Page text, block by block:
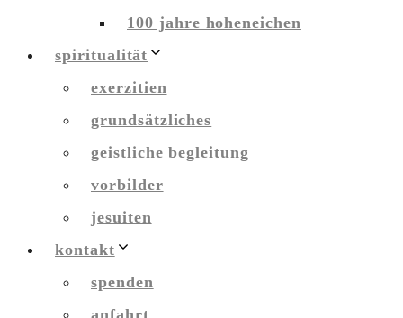
100 jahre hoheneichen
spiritualität
exerzitien
grundsätzliches
geistliche begleitung
vorbilder
jesuiten
kontakt
spenden
anfahrt